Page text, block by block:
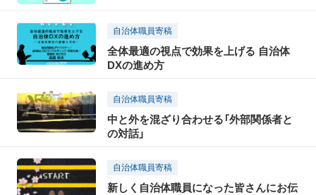
自治体職員寄稿
全体最適の視点で効果を上げる 自治体
DXの進め方
自治体職員寄稿
中と外を混ざり合わせる「外部関係者と
の対話」
自治体職員寄稿
新しく自治体職員になった皆さんにお伝